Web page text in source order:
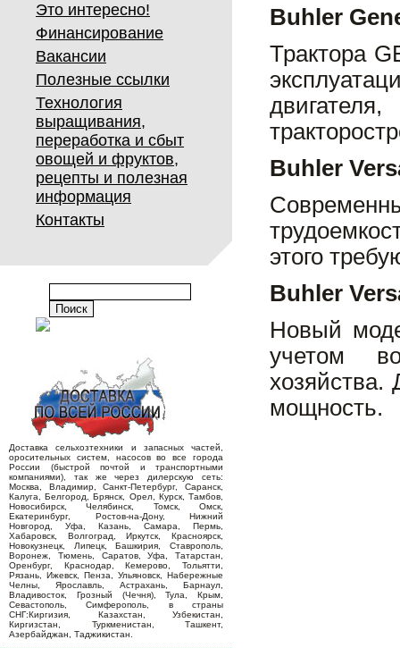
Это интересно!
Финансирование
Вакансии
Полезные ссылки
Технология
выращивания,
переработка и сбыт
овощей и фруктов,
рецепты и полезная
информация
Контакты
Доставка сельхозтехники и запасных частей,
оросительных систем, насосов во все города
России (быстрой почтой и транспортными
компаниями), так же через дилерскую сеть:
Москва, Владимир, Санкт-Петербург, Саранск,
Калуга, Белгород, Брянск, Орел, Курск, Тамбов,
Новосибирск, Челябинск, Томск, Омск,
Екатеринбург, Ростов-на-Дону, Нижний
Новгород, Уфа, Казань, Самара, Пермь,
Хабаровск, Волгоград, Иркутск, Красноярск,
Новокузнецк, Липецк, Башкирия, Ставрополь,
Воронеж, Тюмень, Саратов, Уфа, Татарстан,
Оренбург, Краснодар, Кемерово, Тольятти,
Рязань, Ижевск, Пенза, Ульяновск, Набережные
Челны, Ярославль, Астрахань, Барнаул,
Владивосток, Грозный (Чечня), Тула, Крым,
Севастополь, Симферополь, в страны
СНГ:Киргизия, Казахстан, Узбекистан,
Киргизстан, Туркменистан, Ташкент,
Азербайджан, Таджикистан.
Buhler
Трактора
Buhler
этого
Buhler
Новый
учетом
мощность.